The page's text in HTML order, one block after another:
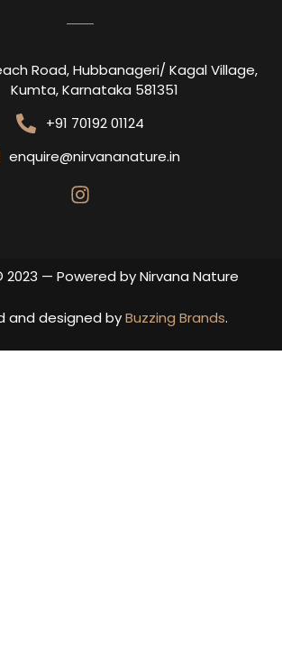
Road, Hubbanageri/ Kagal Village,
Kumta, Karnataka 581351
+91 70192 01124
enquire@nirvananature.in
— Powered by Nirvana Nature
and designed byBuzzing Brands.